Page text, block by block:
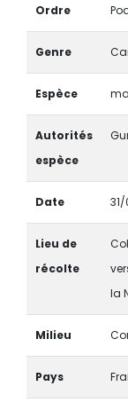
Ordre
Genre
Espèce
Autorités
espèce
Date
Lieu de
récolte
la
Milieu
Pays